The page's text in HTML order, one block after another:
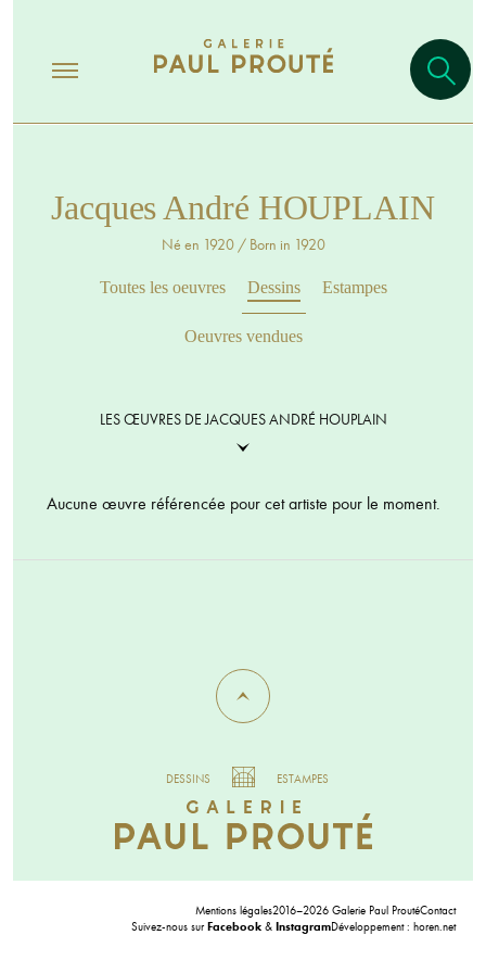
Jacques André HOUPLAIN
Né en 1920 / Born in 1920
Toutes les oeuvres Dessins Estampes
Oeuvres vendues
LES ŒUVRES DE JACQUES ANDRÉ HOUPLAIN
Aucune œuvre référencée pour cet artiste pour le moment.
DESSINS ESTAMPES
Mentions légales2016–2026 Galerie Paul ProutéContact
Suivez-nous surFacebook & InstagramDéveloppement : horen.net